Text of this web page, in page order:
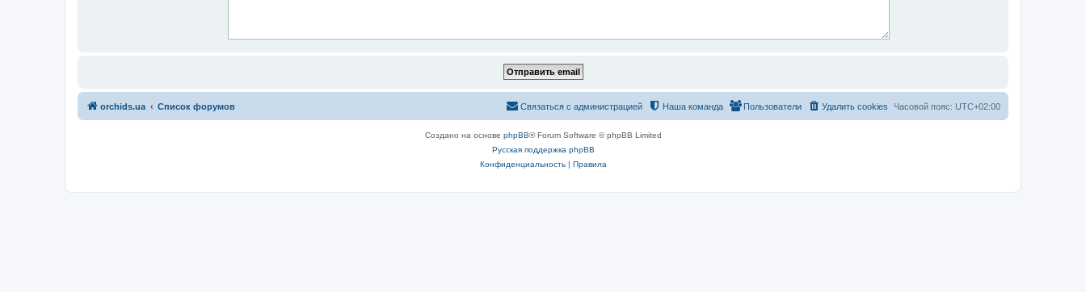
orchids.ua Список форумов Часовой пояс: UTC+02:00
Удалить cookies
Пользователи
Наша команда
Связаться с администрацией
Создано на основе phpBB® Forum Software © phpBB Limited
Русская поддержка phpBB
Конфиденциальность| Правила